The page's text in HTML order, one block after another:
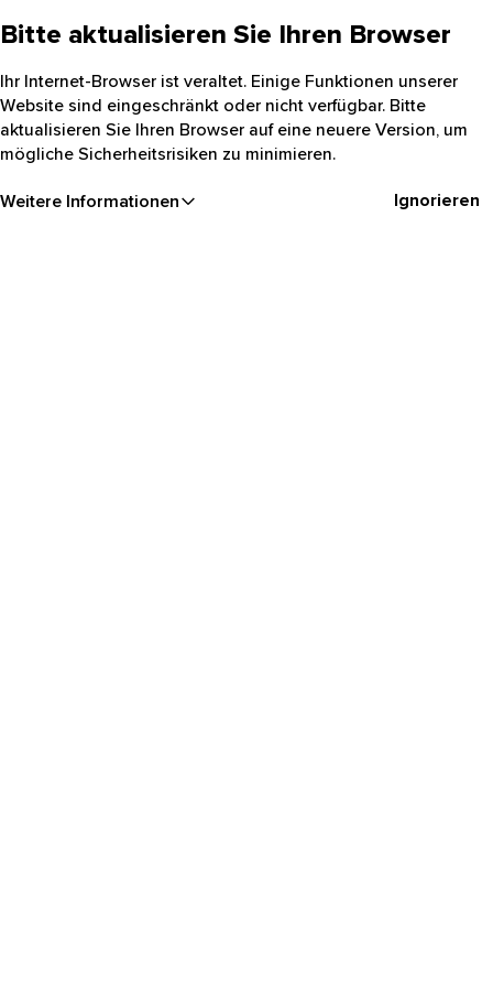
Bitte aktualisieren Sie Ihren Browser
Ihr Internet-Browser ist veraltet. Einige Funktionen unserer
Website sind eingeschränkt oder nicht verfügbar. Bitte
aktualisieren Sie Ihren Browser auf eine neuere Version, um
mögliche Sicherheitsrisiken zu minimieren.
Weitere Informationen Ignorieren